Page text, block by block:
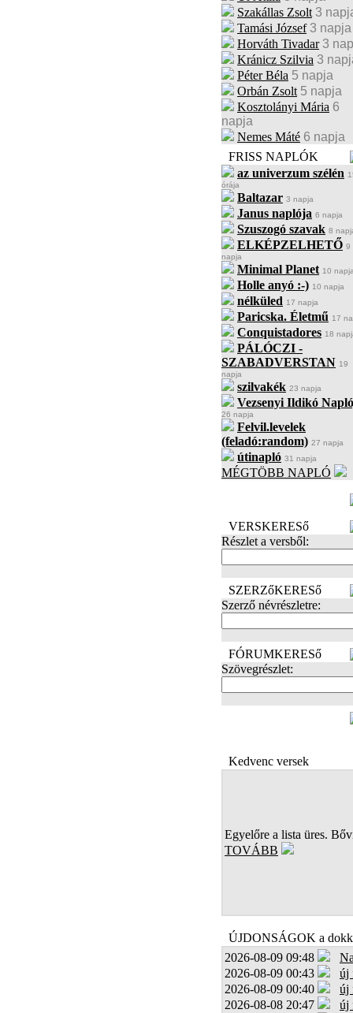
Szakállas Zsolt 3
Tamási József 3 napja
Horváth Tivadar 3
Kránicz Szilvia 3
Péter Béla 5 napja
Orbán Zsolt 5 napja
Kosztolányi Mária 6
napja
Nemes Máté 6 napja
FRISS NAPLÓK
az univerzum szélén
órája
Baltazar 3 napja
Janus naplója 6 napja
Szuszogó szavak 8
ELKÉPZELHETŐ 9
napja
Minimal Planet 10 napja
Holle anyó :-) 10 napja
nélküled 17 napja
Paricska. Életmű 17
Conquistadores 18
PÁLÓCZI -
SZABADVERSTAN 19
napja
szilvakék 23 napja
Vezsenyi Ildikó
26 napja
Felvil.levelek
(feladó:random) 27 napja
útinapló 31 napja
MÉGTÖBB NAPLÓ
VERSKERESő
Részlet a versből:
SZERZőKERESő
Szerző névrészletre:
FÓRUMKERESő
Szövegrészlet:
Kedvenc versek
Egyelőre a lista üres.
TOVÁBB
ÚJDONSÁGOK a
2026-08-09 09:48
2026-08-09 00:43
új
2026-08-09 00:40
új
2026-08-08 20:47
új